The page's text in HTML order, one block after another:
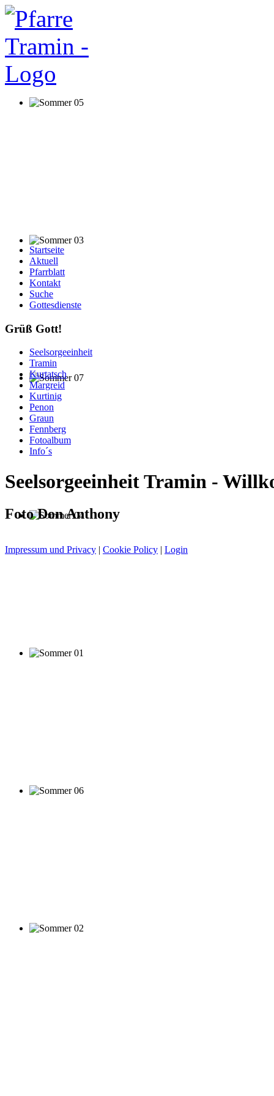
Startseite
Aktuell
Pfarrblatt
Kontakt
Suche
Gottesdienste
Grüß Gott!
Seelsorgeeinheit
Tramin
Kurtatsch
Margreid
Kurtinig
Penon
Graun
Fennberg
Fotoalbum
Info´s
Seelsorgeeinheit Tramin -
Foto Don Anthony
Impressum und Privacy | Cookie Policy | Login